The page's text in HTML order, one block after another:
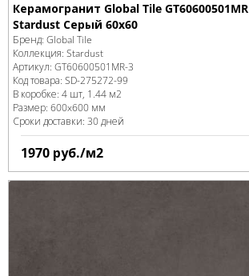
Керамогранит Global Tile GT60600501MR
Stardust Серый 60x60
Бренд: Global Tile
Коллекция: Stardust
Артикул: GT60600501MR-3
Код товара: SD-275272-99
В коробке: 4 шт, 1.44 м2
Размер: 600x600 мм
Сроки доставки: 30 дней
1970 руб./м2